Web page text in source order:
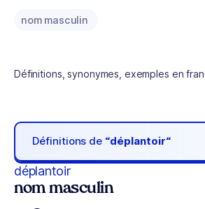
nom masculin
Définitions, synonymes, exemples en
Définitions de “déplantoir“
déplantoir
nom masculin